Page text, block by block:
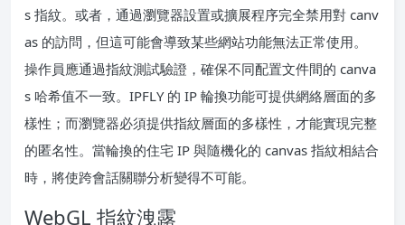
s 指紋。或者，通過瀏覽器設置或擴展程序完全禁用對 canv
as 的訪問，但這可能會導致某些網站功能無法正常使用。
操作員應通過指紋測試驗證，確保不同配置文件間的 canva
s 哈希值不一致。IPFLY 的 IP 輪換功能可提供網絡層面的多
樣性；而瀏覽器必須提供指紋層面的多樣性，才能實現完整
的匿名性。當輪換的住宅 IP 與隨機化的 canvas 指紋相結合
時，將使跨會話關聯分析變得不可能。
WebGL 指紋洩露